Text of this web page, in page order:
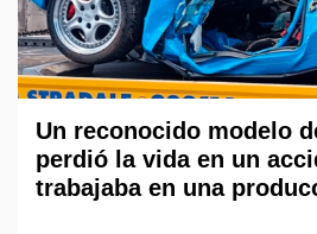
Un reconocido modelo
perdió la vida en un
trabajaba en una